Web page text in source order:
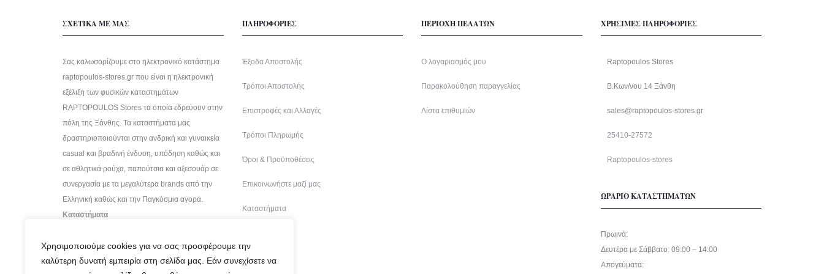
Χρησιμοποιούμε cookies για να σας προσφέρουμε την
καλύτερη δυνατή εμπειρία στη σελίδα μας. Εάν συνεχίσετε να
ΣΧΕΤΙΚΑ ΜΕ ΜΑΣ
Σας καλωσορίζουμε στο ηλεκτρονικό κατάστημα
raptopoulos-stores.gr που είναι η ηλεκτρονική
εξέλιξη των φυσικών καταστημάτων
RAPTOPOULOS Stores τα οποία εδρεύουν στην
πόλη της Ξάνθης. Τα καταστήματα μας
δραστηριοποιούνται στην ανδρική και γυναικεία
casual και βραδινή ένδυση, υπόδηση καθώς και
σε αθλητικά ρούχα, παπούτσια και αξεσουάρ σε
συνεργασία με τα μεγαλύτερα brands από την
Ελληνική καθώς και την Παγκόσμια αγορά.
Καταστήματα
ΠΛΗΡΟΦΟΡΙΕΣ
Έξοδα Αποστολής
Τρόποι Αποστολής
Επιστροφές και Αλλαγές
Τρόποι Πληρωμής
Όροι & Προϋποθέσεις
Επικοινωνήστε μαζί μας
Καταστήματα
ΠΕΡΙΟΧΗ ΠΕΛΑΤΩΝ
Ο λογαριασμός μου
Παρακολούθηση παραγγελίας
Λίστα επιθυμιών
ΧΡΗΣΙΜΕΣ ΠΛΗΡΟΦΟΡΙΕΣ
Raptopoulos Stores
Β.Κων/νου 14 Ξάνθη
sales@raptopoulos-stores.gr
25410-27572
Raptopoulos-stores
ΩΡΑΡΙΟ ΚΑΤΑΣΤΗΜΑΤΩΝ
Πρωινά:
Δευτέρα με Σάββατο: 09:00 – 14:00
Απογεύματα: